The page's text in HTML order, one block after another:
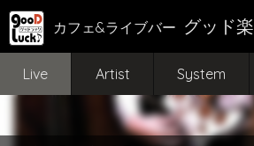
カフェ&ライブバー グッド楽
Live Artist System